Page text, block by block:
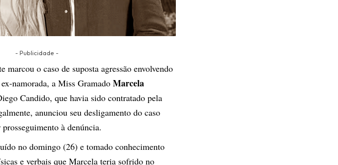
- Publicidade -
marcou o caso de suposta agressão envolvendo
namorada, a Miss Gramado Marcela
Candido, que havia sido contratado pela
anunciou seu desligamento do caso
à denúncia.
no domingo (26) e tomado conhecimento
e verbais que Marcela teria sofrido no